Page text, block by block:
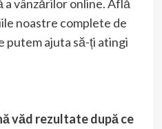
vânzărilor online. Află
noastre complete de
putem ajuta să-ți atingi
văd rezultate după ce